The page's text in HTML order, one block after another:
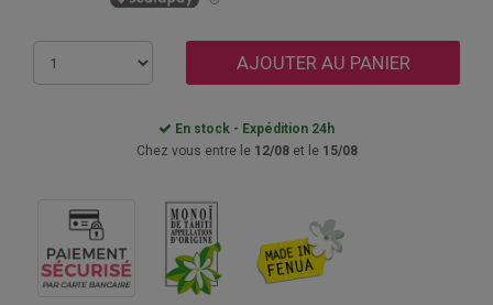
AJOUTER AU PANIER
En stock - Expédition 24h
Chez vous entre le 12/08et le 15/08